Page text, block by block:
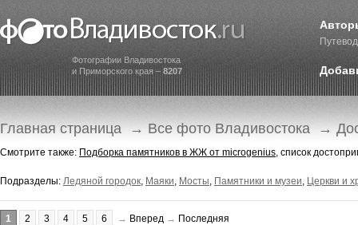
Фотографии Владивостока
и Приморского края – 8207
Главная страница → Все фото Владивостока →
Смотрите также: Подборка памятников в ЖЖ от microgenius, список
Подразделы: Ледяной городок, Маяки, Мосты, Памятники и музеи, Церкви и
1 2 3 4 5 6 → Вперед → Последняя